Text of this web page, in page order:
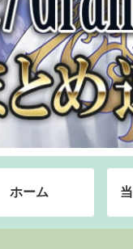
ホーム